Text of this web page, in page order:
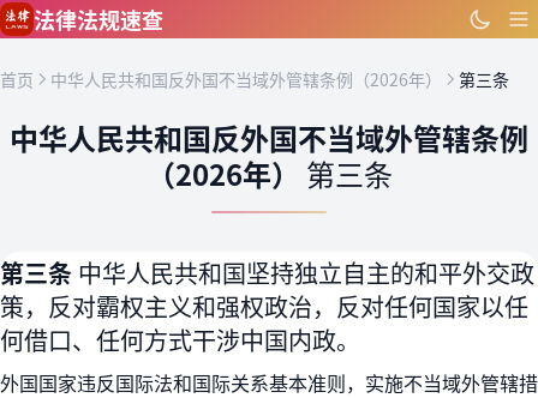
跳到主要内容
法律法规速查
首页 中华人民共和国反外国不当域外管辖条例（2026年） 第三条
中华人民共和国反外国不当域外管辖条例
（2026年） 第三条
第三条 中华人民共和国坚持独立自主的和平外交政
策，反对霸权主义和强权政治，反对任何国家以任
何借口、任何方式干涉中国内政。
外国国家违反国际法和国际关系基本准则，实施不当域外管辖措